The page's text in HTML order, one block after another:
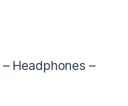
Headphones –